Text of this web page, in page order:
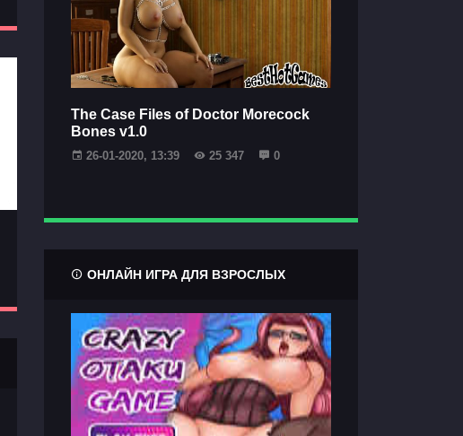
The Case Files of Doctor Morecock
Bones v1.0
26-01-2020, 13:39 25 347 0
ОНЛАЙН ИГРА ДЛЯ ВЗРОСЛЫХ